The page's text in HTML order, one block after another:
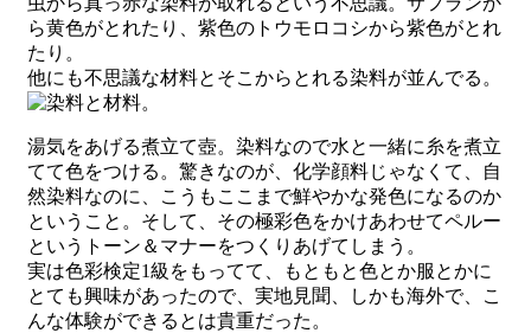
ら黄色がとれたり、紫色のトウモロコシから紫色がとれ
たり。
他にも不思議な材料とそこからとれる染料が並んでる。
湯気をあげる煮立て壺。染料なので水と一緒に糸を煮立
てて色をつける。驚きなのが、化学顔料じゃなくて、自
然染料なのに、こうもここまで鮮やかな発色になるのか
ということ。そして、その極彩色をかけあわせてペルー
というトーン＆マナーをつくりあげてしまう。
実は色彩検定1級をもってて、もともと色とか服とかに
とても興味があったので、実地見聞、しかも海外で、こ
んな体験ができるとは貴重だった。